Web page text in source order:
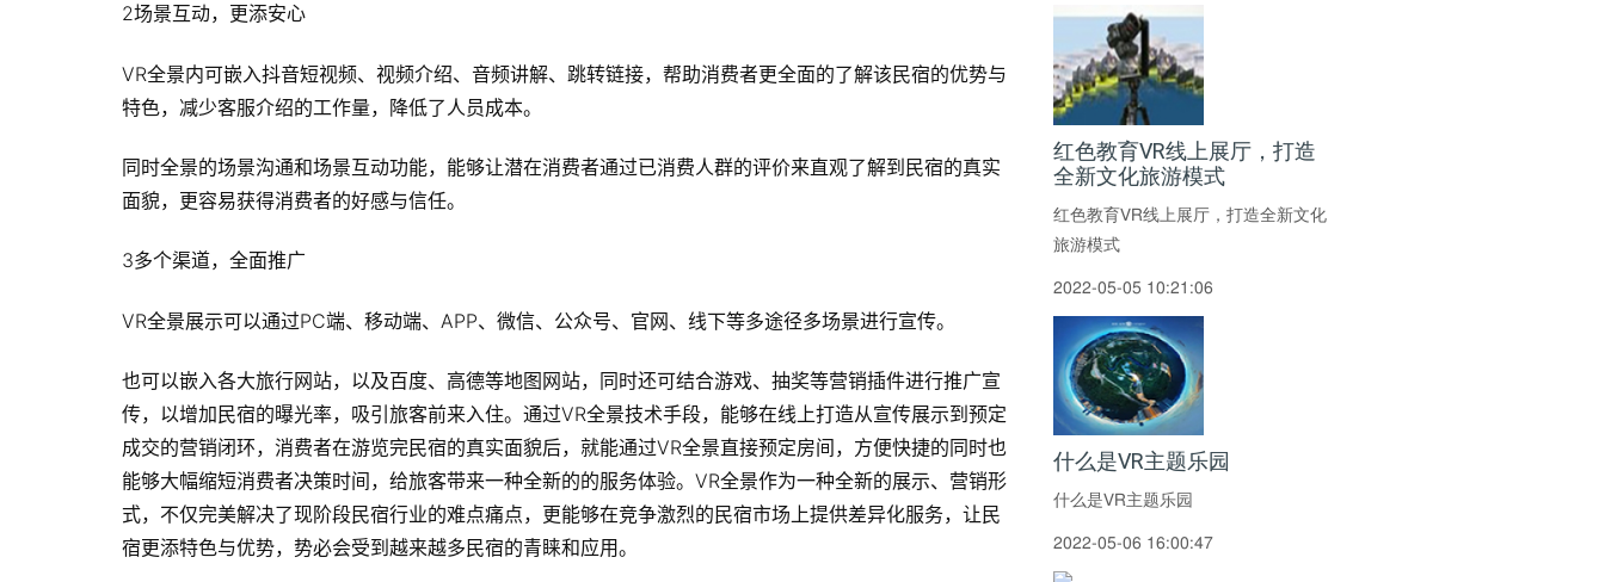
2场景互动，更添安心
VR全景内可嵌入抖音短视频、视频介绍、音频讲解、跳转链接，帮助消费者更全面的了解该民宿的优势与
特色，减少客服介绍的工作量，降低了人员成本。
同时全景的场景沟通和场景互动功能，能够让潜在消费者通过已消费人群的评价来直观了解到民宿的真实
面貌，更容易获得消费者的好感与信任。
3多个渠道，全面推广
VR全景展示可以通过PC端、移动端、APP、微信、公众号、官网、线下等多途径多场景进行宣传。
也可以嵌入各大旅行网站，以及百度、高德等地图网站，同时还可结合游戏、抽奖等营销插件进行推广宣
传，以增加民宿的曝光率，吸引旅客前来入住。通过VR全景技术手段，能够在线上打造从宣传展示到预定
成交的营销闭环，消费者在游览完民宿的真实面貌后，就能通过VR全景直接预定房间，方便快捷的同时也
能够大幅缩短消费者决策时间，给旅客带来一种全新的的服务体验。VR全景作为一种全新的展示、营销形
式，不仅完美解决了现阶段民宿行业的难点痛点，更能够在竞争激烈的民宿市场上提供差异化服务，让民
宿更添特色与优势，势必会受到越来越多民宿的青睐和应用。
红色教育VR线上展厅，打造
全新文化旅游模式
红色教育VR线上展厅，打造全新文化
旅游模式
2022-05-05 10:21:06
什么是VR主题乐园
什么是VR主题乐园
2022-05-06 16:00:47